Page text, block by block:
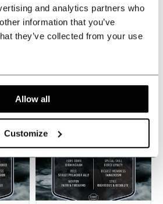
and analytics partners who
information that you’ve
they’ve collected from your use
Allow all
Customize
Loud and legendary